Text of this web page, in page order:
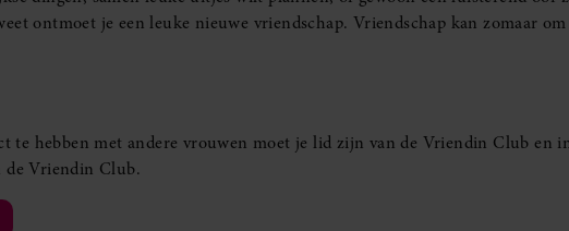
ontmoet je een leuke nieuwe vriendschap. Vriendschap kan zomaar
te hebben met andere vrouwen moet je lid zijn van de Vriendin Club en
de Vriendin Club.